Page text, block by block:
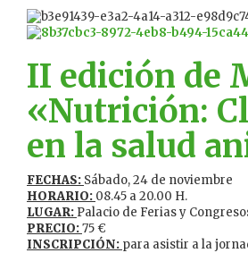
II edición de
«Nutrición:
en la salud
FECHAS: Sábado, 24 de noviembre
HORARIO: 08.45 a 20.00 H.
LUGAR: Palacio de Ferias y
PRECIO:75 €
INSCRIPCIÓN: para asistir a la